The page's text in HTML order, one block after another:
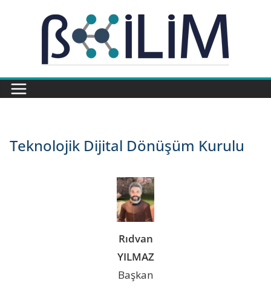
Teknolojik Dijital Dönüşüm Kurulu
Rıdvan
YILMAZ
Başkan